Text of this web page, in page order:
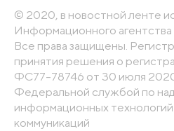
© 2020, в новостной ленте
Информационного
Все права защищены.
принятия решения о
ФС77-78746 от 30 июля 2020
Федеральной службой по
информационных
коммуникаций